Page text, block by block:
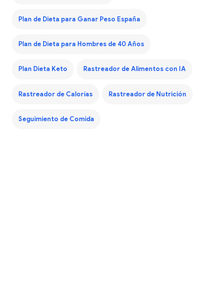
Plan de Dieta para Ganar Peso España
Plan de Dieta para Hombres de 40 Años
Plan Dieta Keto Rastreador de Alimentos con IA
Rastreador de Calorías Rastreador de Nutrición
Seguimiento de Comida